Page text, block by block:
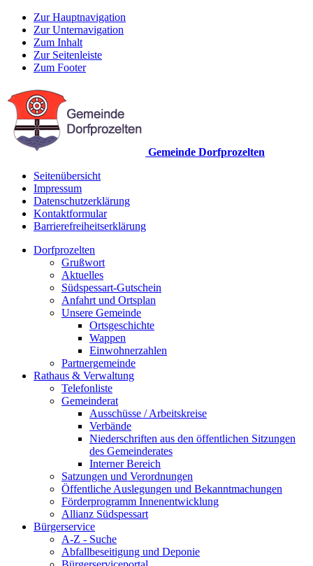
Zur Hauptnavigation
Zur Unternavigation
Zum Inhalt
Zur Seitenleiste
Zum Footer
Gemeinde Dorfprozelten
Seitenübersicht
Impressum
Datenschutzerklärung
Kontaktformular
Barrierefreiheitserklärung
Dorfprozelten
Grußwort
Aktuelles
Südspessart-Gutschein
Anfahrt und Ortsplan
Unsere Gemeinde
Ortsgeschichte
Wappen
Einwohnerzahlen
Partnergemeinde
Rathaus & Verwaltung
Telefonliste
Gemeinderat
Ausschüsse / Arbeitskreise
Verbände
Niederschriften aus den öffentlichen Sitzungen
des Gemeinderates
Interner Bereich
Satzungen und Verordnungen
Öffentliche Auslegungen und Bekanntmachungen
Förderprogramm Innenentwicklung
Allianz Südspessart
Bürgerservice
A-Z - Suche
Abfallbeseitigung und Deponie